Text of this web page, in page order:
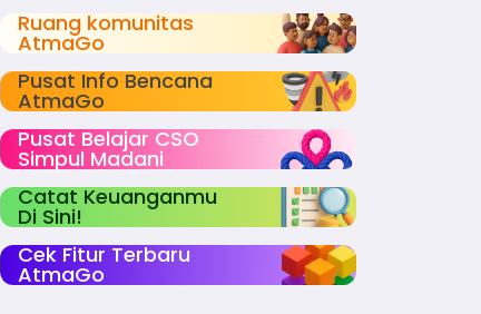
Ruang komunitas
AtmaGo
Pusat Info Bencana
AtmaGo
Pusat Belajar CSO
Simpul Madani
Catat Keuanganmu
Di Sini!
Cek Fitur Terbaru
AtmaGo